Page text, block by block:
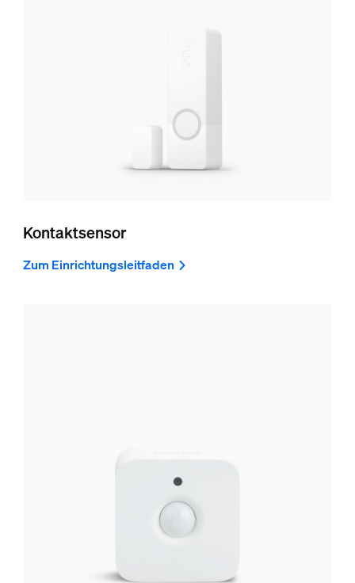
Kontaktsensor
Zum Einrichtungsleitfaden